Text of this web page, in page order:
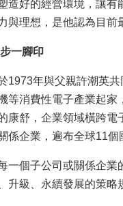
造好的經營環境，讓
與理想，是他認為目前
一腳印
1973年與父親許潮英
等消費性電子產業起
康舒，企業領域橫跨
係企業，遍布全球11個
一個子公司或關係企
升級、永續發展的策略